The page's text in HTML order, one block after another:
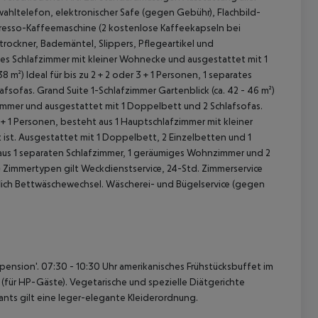
elektronischer Safe (gegen Gebühr), Flachbild-
Kaffeemaschine (2 kostenlose Kaffeekapseln bei
Bademäntel, Slippers, Pflegeartikel und
Schlafzimmer mit kleiner Wohnecke und ausgestattet mit 1
m²) Ideal für bis zu 2 + 2 oder 3 + 1 Personen, 1 separates
Grand Suite 1-Schlafzimmer Gartenblick (ca. 42 - 46 m²)
und ausgestattet mit 1 Doppelbett und 2 Schlafsofas.
1 Personen, besteht aus 1 Hauptschlafzimmer mit kleiner
ist. Ausgestattet mit 1 Doppelbett, 2 Einzelbetten und 1
1 separaten Schlafzimmer, 1 geräumiges Wohnzimmer und 2
Zimmertypen gilt Weckdienstservice, 24-Std. Zimmerservice
Bettwäschewechsel. Wäscherei- und Bügelservice (gegen
07:30 - 10:30 Uhr amerikanisches Frühstücksbuffet im
HP-Gäste). Vegetarische und spezielle Diätgerichte
gilt eine leger-elegante Kleiderordnung.
akzeptieren